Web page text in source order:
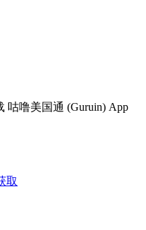
咕噜美国通 (Guruin) App
取